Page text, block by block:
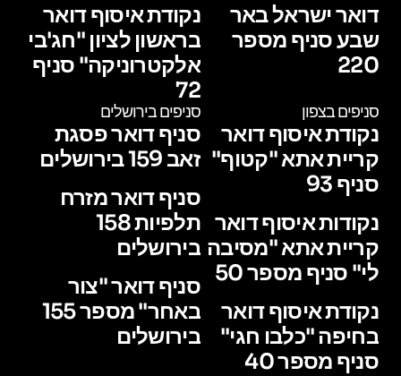
דואר ישראל באר
שבע סניף מספר
220
נקודת איסוף דואר
בראשון לציון "חג'בי
אלקטרוניקה" סניף
72
סניפים בצפון
נקודת איסוף דואר
קריית אתא "קטוף"
סניף 93
נקודות איסוף דואר
קריית אתא "מסיבה
לי" סניף מספר 50
נקודת איסוף דואר
בחיפה "כלבו חגי"
סניף מספר 40
סניפים בירושלים
סניף דואר פסגת
זאב 159 בירושלים
סניף דואר מזרח
תלפיות 158
בירושלים
סניף דואר "צור
באחר" מספר 155
בירושלים